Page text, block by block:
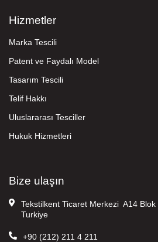
Hizmetler
Marka Tescili
Patent ve Faydalı Model
Tasarım Tescili
Telif Hakkı
Uluslararası Tesciller
Hukuk Hizmetleri
Bize ulaşın
Tekstilkent Ticaret Merkezi A14
Turkiye
+90 (212) 211 4 211